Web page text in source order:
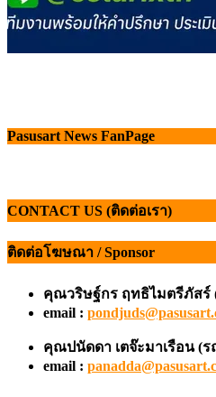
Pasusart News FanPage
CONTACT US (ติดต่อเรา)
ติดต่อโฆษณา / Sponsor
คุณวริษฐ์กร ฤทธิไมตรีภัสร์
email :
คุณปนัดดา เตจ๊ะมาเรือน (ร
email :